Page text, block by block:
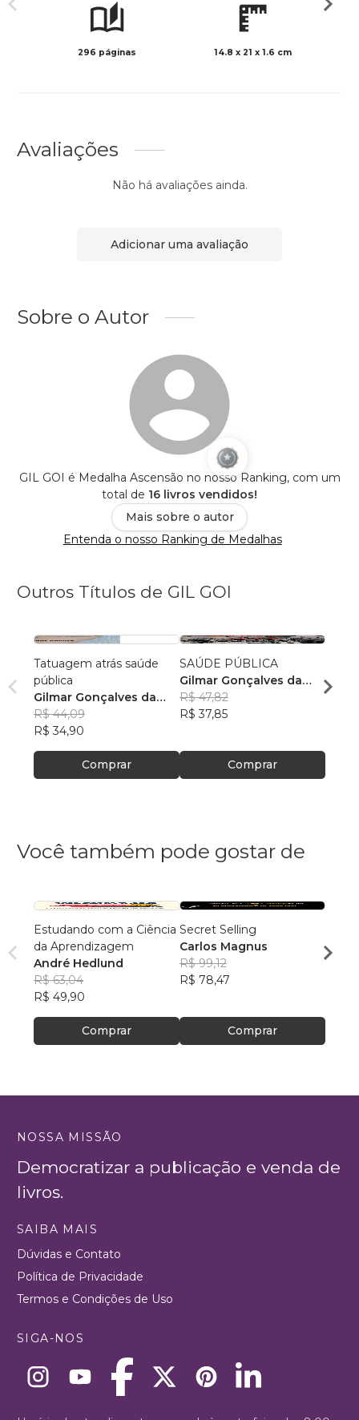
296 páginas 14.8 x 21 x 1.6 cm
Avaliações
Não há avaliações ainda.
Adicionar uma avaliação
Sobre o Autor
GIL GOI é Medalha Ascensão no nosso Ranking, com um
total de 16 livros vendidos!
Mais sobre o autor
Entenda o nosso Ranking de Medalhas
Outros Títulos de GIL GOI
Tatuagem atrás saúde
pública
Gilmar Gonçalves da
Costa
R$ 44,09
R$ 34,90
Comprar
SAÚDE PÚBLICA
Gilmar Gonçalves da
Costa
R$ 47,82
R$ 37,85
Comprar
Você também pode gostar de
Estudando com a Ciência
da Aprendizagem
André Hedlund
R$ 63,04
R$ 49,90
Comprar
Secret Selling
Carlos Magnus
R$ 99,12
R$ 78,47
Comprar
NOSSA MISSÃO
Democratizar a publicação e venda de
livros.
SAIBA MAIS
Dúvidas e Contato
Política de Privacidade
Termos e Condições de Uso
SIGA-NOS